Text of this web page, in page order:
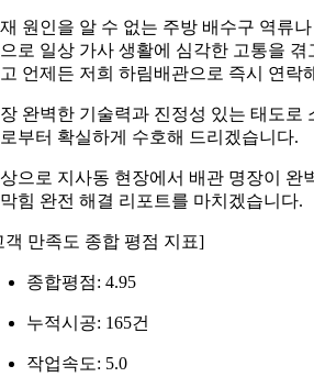
원인을 알 수 없는 주방 배수구 역류
로 일상 가사 생활에 심각한 고통을
언제든 저희 하림배관으로 즉시 연락
완벽한 기술력과 진정성 있는 태도로
부터 확실하게 수호해 드리겠습니다.
으로 지사동 현장에서 배관 명장이 완
힘 완전 해결 리포트를 마치겠습니다.
객 만족도 종합 평점 지표]
종합평점: 4.95
누적시공: 165건
작업속도: 5.0